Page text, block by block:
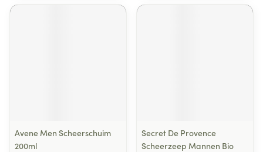
Avene Men Scheerschuim
200ml
Secret De Provence
Scheerzeep Mannen Bio